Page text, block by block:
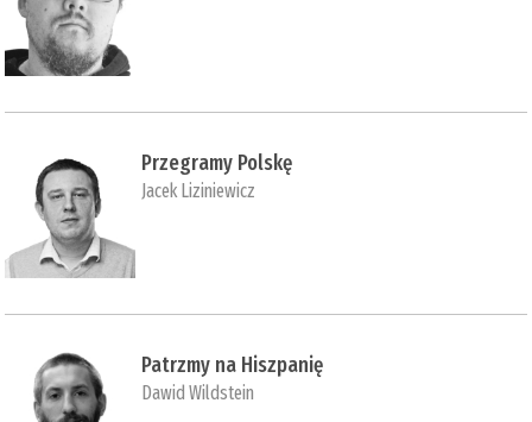
Przegramy Polskę
Jacek Liziniewicz
Patrzmy na Hiszpanię
Dawid Wildstein